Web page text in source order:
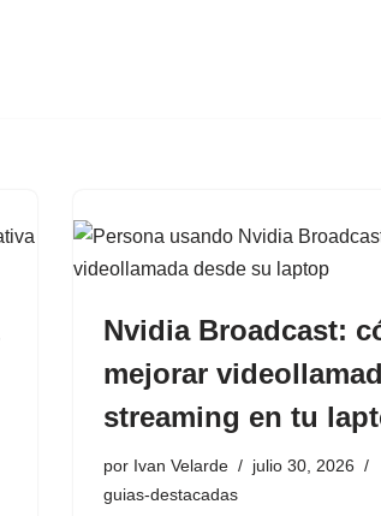
Nvidia Broadcast:
mejorar
streaming en tu
por Ivan Velarde
julio 30, 2026
guias-destacadas